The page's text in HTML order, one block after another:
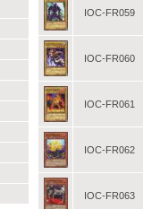
IOC-FR059
IOC-FR060
IOC-FR061
IOC-FR062
IOC-FR063